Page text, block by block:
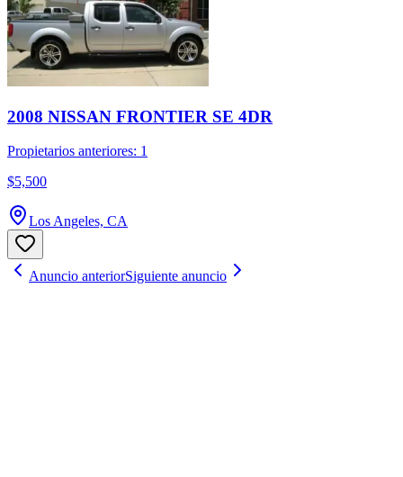
2008 NISSAN FRONTIER SE 4DR
Propietarios anteriores: 1
$5,500
Los Angeles, CA
Anuncio anteriorSiguiente anuncio